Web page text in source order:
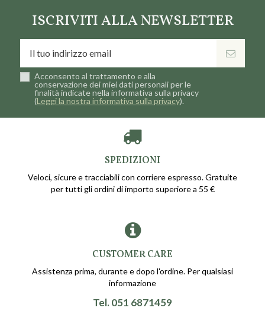
ISCRIVITI ALLA NEWSLETTER
Acconsento al trattamento e alla
conservazione dei miei dati personali per le
finalità indicate nella informativa sulla privacy
(Leggi la nostra informativa sulla privacy).
SPEDIZIONI
Veloci, sicure e tracciabili con corriere espresso. Gratuite
per tutti gli ordini di importo superiore a 55 €
CUSTOMER CARE
Assistenza prima, durante e dopo l'ordine. Per qualsiasi
informazione
Tel. 051 6871459